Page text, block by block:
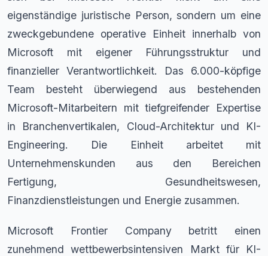
eigenständige juristische Person, sondern um eine
zweckgebundene operative Einheit innerhalb von
Microsoft mit eigener Führungsstruktur und
finanzieller Verantwortlichkeit. Das 6.000-köpfige
Team besteht überwiegend aus bestehenden
Microsoft-Mitarbeitern mit tiefgreifender Expertise
in Branchenvertikalen, Cloud-Architektur und KI-
Engineering. Die Einheit arbeitet mit
Unternehmenskunden aus den Bereichen
Fertigung, Gesundheitswesen,
Finanzdienstleistungen und Energie zusammen.
Microsoft Frontier Company betritt einen
zunehmend wettbewerbsintensiven Markt für KI-